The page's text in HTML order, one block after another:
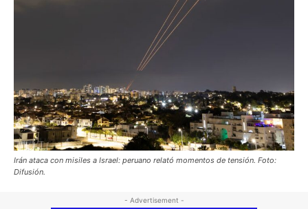
Irán ataca con misiles a Israel: peruano relató momentos de tensión. Foto:
Difusión.
- Advertisement -